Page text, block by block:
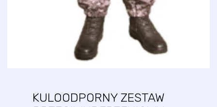
KULOODPORNY ZESTAW